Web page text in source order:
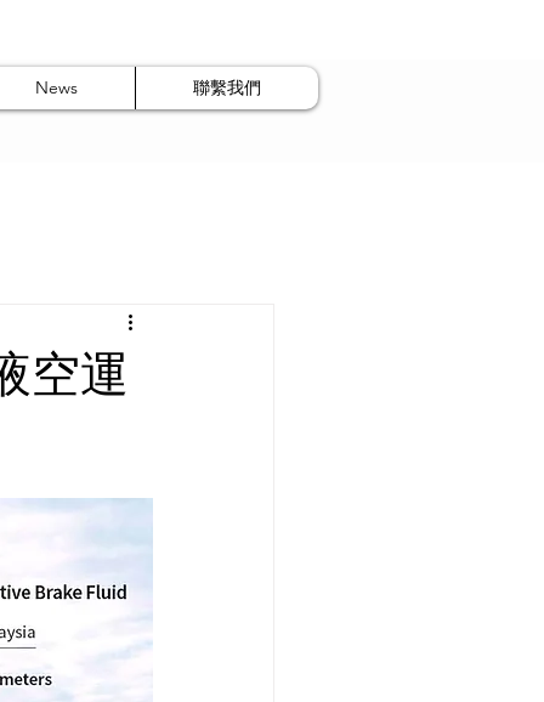
News 聯繫我們
空運